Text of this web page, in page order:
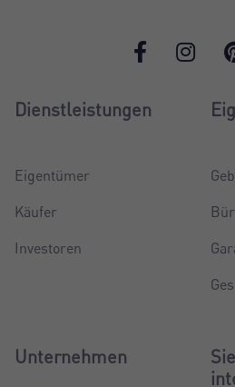
Dienstleistungen
Eigentümer
Käufer
Investoren
Unternehmen